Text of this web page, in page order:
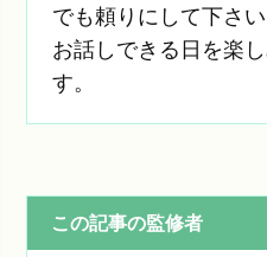
でも頼りにして下さい
お話しできる日を楽
す。
この記事の監修者